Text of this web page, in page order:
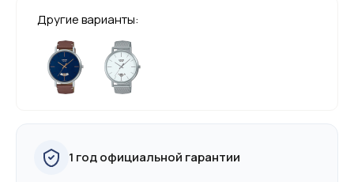
Другие варианты:
1 год официальной гарантии